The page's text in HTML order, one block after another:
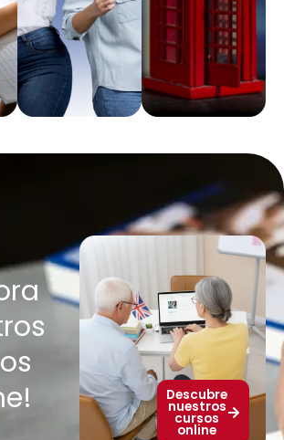
Ir al
curso
curso
Descubre
nuestros
cursos
online